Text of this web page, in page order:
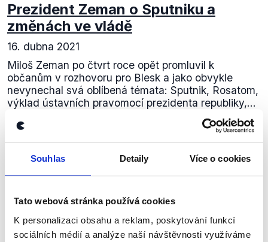
Souhlas Detaily Více o cookies
Tato webová stránka používá cookies
K personalizaci obsahu a reklam, poskytování funkcí
sociálních médií a analýze naší návštěvnosti využíváme
Prezident Zeman o Sputniku a
změnách ve vládě
16. dubna 2021
Miloš Zeman po čtvrt roce opět promluvil k
občanům v rozhovoru pro Blesk a jako obvykle
nevynechal svá oblíbená témata: Sputnik, Rosatom,
výklad ústavních pravomocí prezidenta republiky,...
Číst dál
Přihlaste se k odběru našeho
newsletteru nebowhatsappového